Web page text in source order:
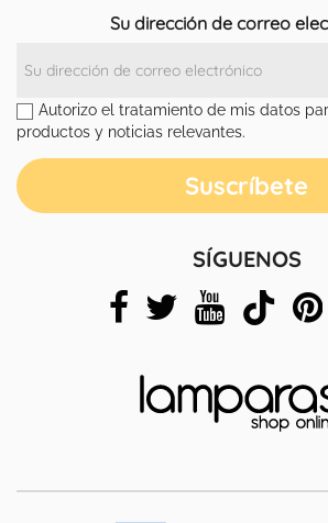
Su dirección de correo
Autorizo el tratamiento de mis datos
productos y noticias relevantes.
SÍGUENOS